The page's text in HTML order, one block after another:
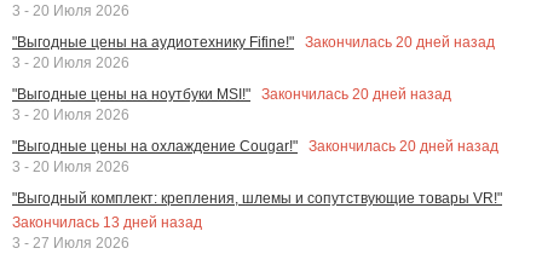
3 - 20 Июля 2026
"Выгодные цены на аудиотехнику Fifine!"
Закончилась 20 дней назад
3 - 20 Июля 2026
"Выгодные цены на ноутбуки MSI!"
Закончилась 20 дней назад
3 - 20 Июля 2026
"Выгодные цены на охлаждение Cougar!"
Закончилась 20 дней назад
3 - 20 Июля 2026
"Выгодный комплект: крепления, шлемы и сопутствующие товары VR!"
Закончилась 13 дней назад
3 - 27 Июля 2026